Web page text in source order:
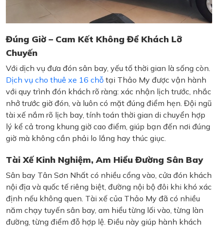
Đúng Giờ – Cam Kết Không Để Khách Lỡ
Chuyến
Với dịch vụ đưa đón sân bay, yếu tố thời gian là sống còn.
Dịch vụ cho thuê xe 16 chỗ tại Thảo My được vận hành
với quy trình đón khách rõ ràng: xác nhận lịch trước, nhắc
nhở trước giờ đón, và luôn có mặt đúng điểm hẹn. Đội ngũ
tài xế nắm rõ lịch bay, tính toán thời gian di chuyển hợp
lý kể cả trong khung giờ cao điểm, giúp bạn đến nơi đúng
giờ mà không cần phải lo lắng hay thúc giục.
Tài Xế Kinh Nghiệm, Am Hiểu Đường Sân Bay
Sân bay Tân Sơn Nhất có nhiều cổng vào, cửa đón khách
nội địa và quốc tế riêng biệt, đường nội bộ đôi khi khó xác
định nếu không quen. Tài xế của Thảo My đã có nhiều
năm chạy tuyến sân bay, am hiểu từng lối vào, từng làn
đường, từng điểm đỗ hợp lệ. Điều này giúp hành khách